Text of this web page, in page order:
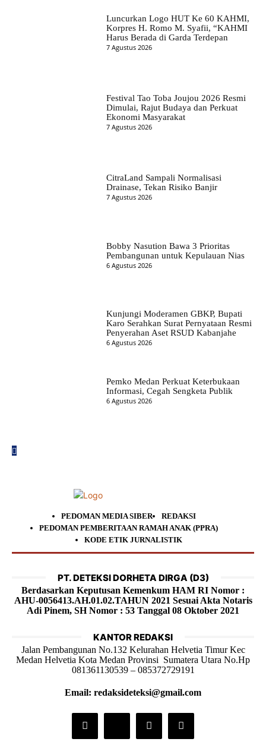
Luncurkan Logo HUT Ke 60 KAHMI,
Korpres H. Romo M. Syafii, “KAHMI
Harus Berada di Garda Terdepan
7 Agustus 2026
Festival Tao Toba Joujou 2026 Resmi
Dimulai, Rajut Budaya dan Perkuat
Ekonomi Masyarakat
7 Agustus 2026
CitraLand Sampali Normalisasi
Drainase, Tekan Risiko Banjir
7 Agustus 2026
Bobby Nasution Bawa 3 Prioritas
Pembangunan untuk Kepulauan Nias
6 Agustus 2026
Kunjungi Moderamen GBKP, Bupati
Karo Serahkan Surat Pernyataan Resmi
Penyerahan Aset RSUD Kabanjahe
6 Agustus 2026
Pemko Medan Perkuat Keterbukaan
Informasi, Cegah Sengketa Publik
6 Agustus 2026
PEDOMAN MEDIA SIBER
REDAKSI
PEDOMAN PEMBERITAAN RAMAH ANAK (PPRA)
KODE ETIK JURNALISTIK
PT. DETEKSI DORHETA DIRGA (D3)
Berdasarkan Keputusan Kemenkum HAM RI Nomor :
AHU-0056413.AH.01.02.TAHUN 2021 Sesuai Akta Notaris
Adi Pinem, SH Nomor : 53 Tanggal 08 Oktober 2021
KANTOR REDAKSI
Jalan Pembangunan No.132 Kelurahan Helvetia Timur Kec
Medan Helvetia Kota Medan Provinsi Sumatera Utara No.Hp
081361130539 – 085372729191
Email: redaksideteksi@gmail.com